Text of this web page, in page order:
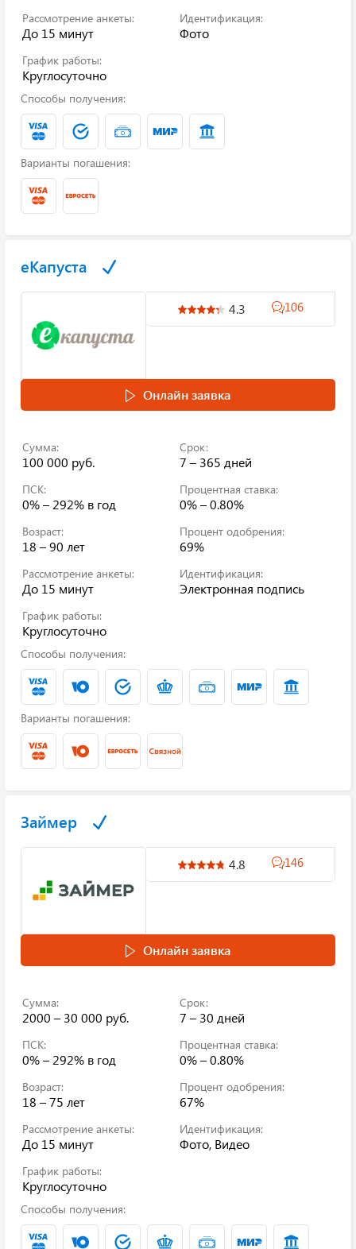
Рассмотрение анкеты:
До 15 минут
Идентификация:
Фото
График работы:
Круглосуточно
Способы получения:
Варианты погашения:
еКапуста
4.3 106
Онлайн заявка
Сумма:
100 000 руб.
Срок:
7 – 365 дней
ПСК:
0% – 292% в год
Процентная ставка:
0% – 0.80%
Возраст:
18 – 90 лет
Процент одобрения:
69%
Рассмотрение анкеты:
До 15 минут
Идентификация:
Электронная подпись
График работы:
Круглосуточно
Способы получения:
Варианты погашения:
Займер
4.8 146
Онлайн заявка
Сумма:
2000 – 30 000 руб.
Срок:
7 – 30 дней
ПСК:
0% – 292% в год
Процентная ставка:
0% – 0.80%
Возраст:
18 – 75 лет
Процент одобрения:
67%
Рассмотрение анкеты:
До 15 минут
Идентификация:
Фото, Видео
График работы:
Круглосуточно
Способы получения: